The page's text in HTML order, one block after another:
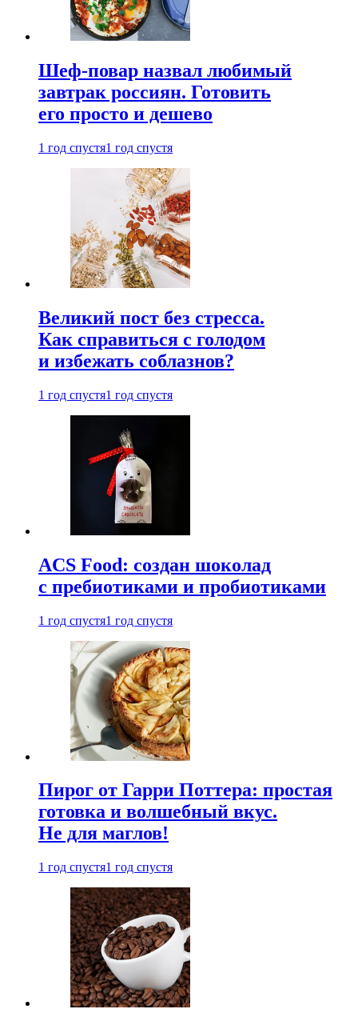
Шеф-повар назвал любимый
завтрак россиян. Готовить
его просто и дешево
1 год спустя1 год спустя
Великий пост без стресса.
Как справиться с голодом
и избежать соблазнов?
1 год спустя1 год спустя
ACS Food: создан шоколад
с пребиотиками и пробиотиками
1 год спустя1 год спустя
Пирог от Гарри Поттера: простая
готовка и волшебный вкус.
Не для маглов!
1 год спустя1 год спустя